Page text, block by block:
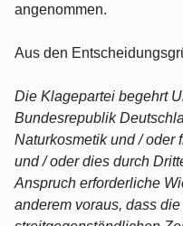
angenommen.
Aus den
Die Klagepartei begehrt
Bundesrepublik
Naturkosmetik und / oder
und / oder dies durch
Anspruch erforderliche
anderem voraus, dass